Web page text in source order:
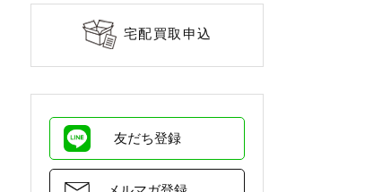
宅配買取申込
友だち登録